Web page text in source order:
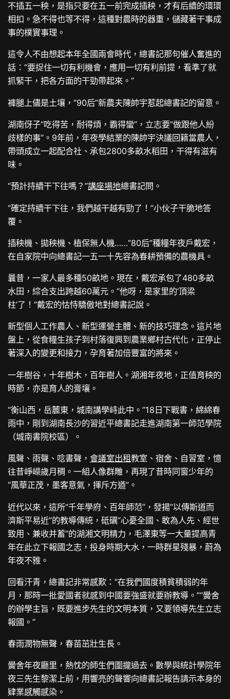
不插五一秧，是指只要在五一前完成插秧，才有后續的環環
相扣。急不得也等不得，這種對農時的器重，儲藏著干事成
事的樸實事理。
這令人不由想起本年全國兩會時代，總書記那句催人奮進的
話：“要捉住一切有利機會，應用一切有利前提，看準了就
抓緊干，把各方面的干勁帶起來。”
褲腿上儘是土壤，“90后”新農夫陳帥宇惹起總書記的留意。
湖南伢子“吃得苦，耐得煩，霸得蠻”，立志要“做跟他人紛
歧樣的事”。9年前，年夜學結業的陳帥宇決議回籍當農人，
帶頭成立一起配合社、承包2800多畝水稻田，干得有滋有
味。
“預計持續干下往嗎？”講座場地總書記問。
“確定持續干下往，我們越干越有勁了！”小伙子干脆地答
覆。
插秧機、拋秧機、植保無人機……“80后”種糧年夜戶戴宏，
在自家院中向總書記一五一十先容為春耕預備的農機具。
曩昔，一家人最多種50畝地。現在，戴宏承包了480多畝
水田，綜合支出跨越60萬元。“他呀，是家里的‘頂梁
柱’了！”戴宏的怙恃驕傲地對總書記說。
新型個人工作農人、新型運營主體、新的技巧理念。這片地
盤上，從食糧生孩子到村落復興到農業鄉村古代化，正停止
著深入的變更和接力，孕育著加倍豐富的將來。
一年樹谷，十年樹木，百年樹人。湖湘年夜地，正值育秧的
時節，亦是育人的膏壤。
“衡山西，岳麓東，城南講學峙此中。”18日下戰書，綿綿春
雨中，剛到湖南長沙的習近平總書記走進湖南第一師范學院
（城南書院校區）。
風聲、雨聲、唸書聲，會議室出租教室、宿舍、自習室，憶
往昔崢嶸歲月稠。一組人像群雕，再現了昔時同窗少年的
“風華正茂，墨客意氣，揮斥方遒”。
近代以來，這所“千年學府、百年師范”，發揚“以傳斯道而
濟斯平易近”的教導傳統，砥礪“心憂全國、敢為人先、經世
致用、兼收并蓄”的湖湘文明精力，毛澤東等一大量提高青
年在此立下報國之志，投身時期大水，一時群星殘暴，蔚為
年夜不雅。
回看汗青，總書記非常感歎：“在我們國度積貧積弱的年
月，那時一批愛國者就感到中國要強盛就要辦教導。”“黌舍
的辦學主旨，既要進步先生的文明本質，又要領導先生立志
報國。”
春雨潤物無聲，春苗茁壯生長。
黌舍年夜廳里，熱忱的師生們圍攏過去。數學與統計學院年
夜三先生黎潔上前，用響亮的聲響向總書記報告請示本身的
肄業感觸感染。